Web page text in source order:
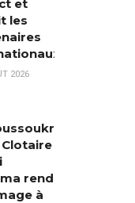
et
les
2026
rend
à